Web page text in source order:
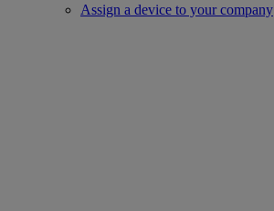
Assign a device to your company